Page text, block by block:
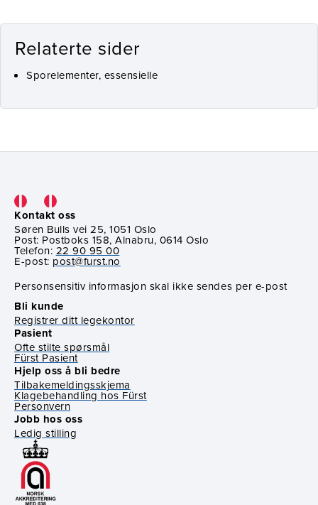
Relaterte sider
Sporelementer, essensielle
Kontakt oss
Søren Bulls vei 25, 1051 Oslo
Post: Postboks 158, Alnabru, 0614 Oslo
Telefon: 22 90 95 00
E-post: post@furst.no
Personsensitiv informasjon skal ikke sendes per e-post
Bli kunde
Registrer ditt legekontor
Pasient
Ofte stilte spørsmål
Fürst Pasient
Hjelp oss å bli bedre
Tilbakemeldingsskjema
Klagebehandling hos Fürst
Personvern
Jobb hos oss
Ledig stilling